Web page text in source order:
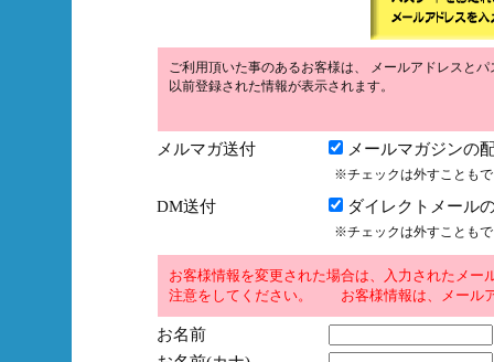
ご利用頂いた事のあるお客様は、 メールアドレスと
以前登録された情報が表示されます。
メルマガ送付 メールマガジンの
※チェックは外すことも
DM送付 ダイレクトメール
※チェックは外すことも
お客様情報を変更された場合は、入力されたメ
注意をしてください。 お客様情報は、メール
お名前